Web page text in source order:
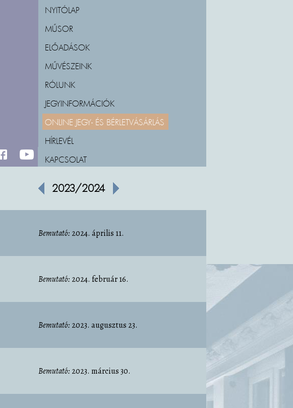
NYITÓLAP
MŰSOR
ELŐADÁSOK
MŰVÉSZEINK
RÓLUNK
JEGYINFORMÁCIÓK
ONLINE JEGY- ÉS BÉRLETVÁSÁRLÁS
HÍRLEVÉL
KAPCSOLAT
FACEBOOKM_YOUTUBE
2023/2024
Bemutató: 2024. április 11.
Bemutató: 2024. február 16.
Bemutató: 2023. augusztus 23.
Bemutató: 2023. március 30.